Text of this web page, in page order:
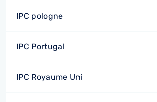
IPC pologne
IPC Portugal
IPC Royaume Uni